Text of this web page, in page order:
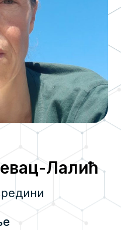
Лалић